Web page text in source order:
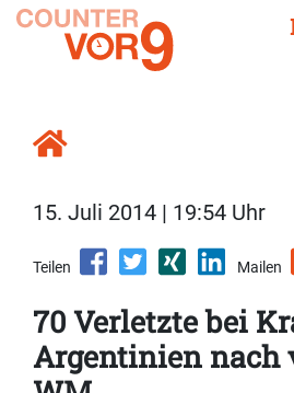
15. Juli 2014 | 19:54 Uhr
Teilen Mailen
70 Verletzte bei
Argentinien nach